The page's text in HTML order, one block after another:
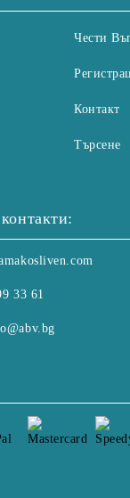
Чести
Контакт
Търсене
33 61